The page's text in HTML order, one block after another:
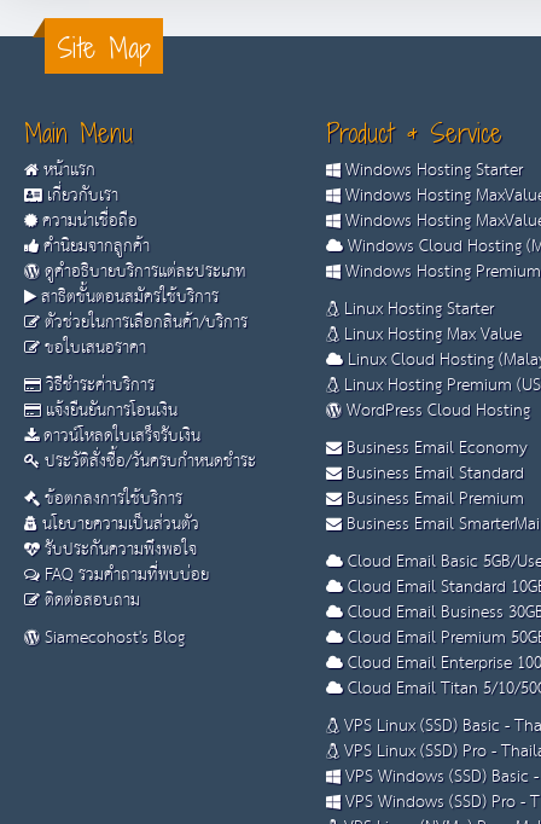
Site Map
Main Menu
หน้าแรก
เกี่ยวกับเรา
ความน่าเชื่อถือ
คำนิยมจากลูกค้า
ดูคำอธิบายบริการแต่ละประเภท
สาธิตขั้นตอนสมัครใช้บริการ
ตัวช่วยในการเลือกสินค้า/บริการ
ขอใบเสนอราคา
วิธีชำระค่าบริการ
แจ้งยืนยันการโอนเงิน
ดาวน์โหลดใบเสร็จรับเงิน
ประวัติสั่งซื้อ/วันครบกำหนดชำระ
ข้อตกลงการใช้บริการ
นโยบายความเป็นส่วนตัว
รับประกันความพึงพอใจ
FAQ รวมคำถามที่พบบ่อย
ติดต่อสอบถาม
Siamecohost's Blog
Product & Service
Windows Hosting Starter
Windows Hosting
Windows Hosting
Windows Cloud Hosting
Windows Hosting
Linux Hosting Starter
Linux Hosting Max Value
Linux Cloud Hosting
Linux Hosting Premium
WordPress Cloud Hosting
Business Email Economy
Business Email Standard
Business Email Premium
Business Email
Cloud Email Basic 5GB/
Cloud Email Standard
Cloud Email Business
Cloud Email Premium
Cloud Email Enterprise
Cloud Email Titan 5/10/
VPS Linux (SSD) Basic -
VPS Linux (SSD) Pro -
VPS Windows (SSD) Basic
VPS Windows (SSD) Pro -